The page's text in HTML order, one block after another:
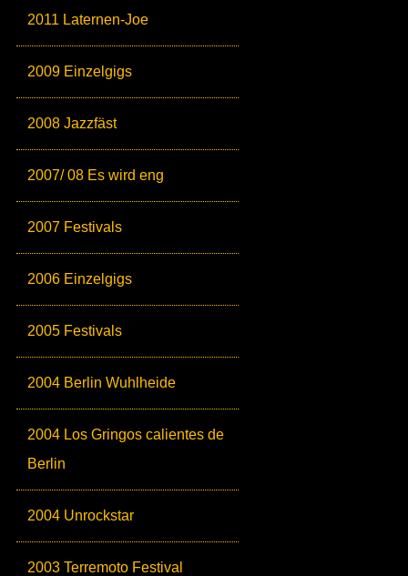
2011 Laternen-Joe
2009 Einzelgigs
2008 Jazzfäst
2007/ 08 Es wird eng
2007 Festivals
2006 Einzelgigs
2005 Festivals
2004 Berlin Wuhlheide
2004 Los Gringos calientes de
Berlin
2004 Unrockstar
2003 Terremoto Festival